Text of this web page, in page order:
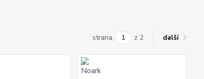
strana z 2 další